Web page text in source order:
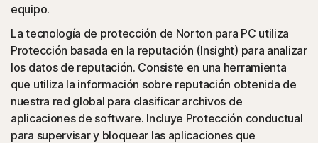
Norton ayuda a bloquear el like-jacking en Facebook,
una modalidad de clickjacking en la que los «Me gusta»
en realidad hacen clic en algo malicioso, oculto en
segundo plano, que luego puede extenderse entre tus
amigos.
equipo.
La tecnología de protección de Norton para PC utiliza
Protección basada en la reputación (Insight) para analizar
los datos de reputación. Consiste en una herramienta
que utiliza la información sobre reputación obtenida de
nuestra red global para clasificar archivos de
aplicaciones de software. Incluye Protección conductual
para supervisar y bloquear las aplicaciones que